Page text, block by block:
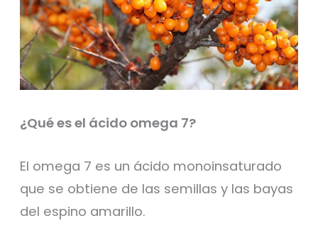
¿Qué es el ácido omega 7?
El omega 7 es un ácido monoinsaturado
que se obtiene de las semillas y las bayas
del espino amarillo.